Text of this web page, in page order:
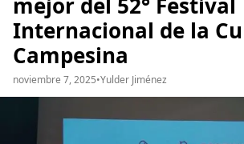
Internacional de la
Campesina
noviembre 7, 2025•Yulder Jiménez